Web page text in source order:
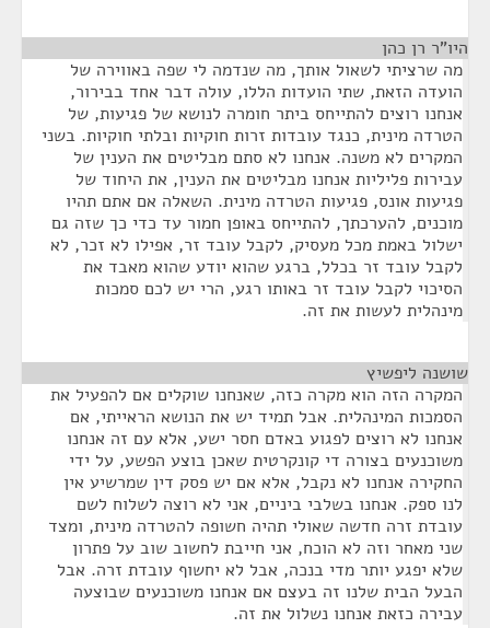
היו"ר רן כהן
מה שרציתי לשאול אותך, מה שנדמה לי שפה באווירה של
הועדה הזאת, שתי הועדות הללו, עולה דבר אחד בבירור,
אנחנו רוצים להתייחס ביתר חומרה לנושא של פגיעות, של
הטרדה מינית, כנגד עובדות זרות חוקיות ובלתי חוקיות. בשני
המקרים לא משנה. אנחנו לא סתם מבליטים את הענין של
עבירות פליליות אנחנו מבליטים את הענין, את היחוד של
פגיעות אונס, פגיעות הטרדה מינית. השאלה אם אתם תהיו
מוכנים, להערכתך, להתייחס באופן חמור עד כדי כך שזה גם
ישלול באמת מכל מעסיק, לקבל עובד זר, אפילו לא זכר, לא
לקבל עובד זר בכלל, ברגע שהוא יודע שהוא מאבד את
הסיכוי לקבל עובד זר באותו רגע, הרי יש לכם סמכות
מינהלית לעשות את זה.
שושנה ליפשיץ
המקרה הזה הוא מקרה כזה, שאנחנו שוקלים אם להפעיל את
הסמכות המינהלית. אבל תמיד יש את הנושא הראייתי, אם
אנחנו לא רוצים לפגוע באדם חסר ישע, אלא עם זה אנחנו
משוכנעים בצורה די קונקרטית שאכן בוצע הפשע, על ידי
החקירה אנחנו לא נקבל, אלא אם יש פסק דין שמרשיע אין
לנו ספק. אנחנו בשלבי ביניים, אני לא רוצה לשלוח לשם
עובדת זרה חדשה שאולי תהיה חשופה להטרדה מינית, ומצד
שני מאחר וזה לא הוכח, אני חייבת לחשוב שוב על פתרון
שלא יפגע יותר מדי בנכה, אבל לא יחשוף עובדת זרה. אבל
הבעל הבית שלנו זה בעצם אם אנחנו משוכנעים שבוצעה
עבירה כזאת אנחנו נשלול את זה.